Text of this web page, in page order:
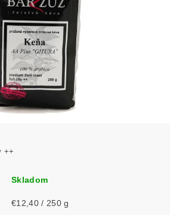
++
Skladom
€12,40 / 250 g